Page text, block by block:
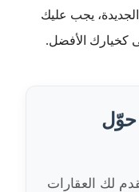
يجب عليك
كخيارك الأفضل.
حوّل
لك العقارات